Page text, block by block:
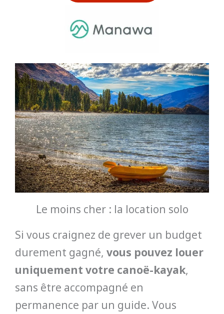
Le moins cher : la location solo
Si vous craignez de grever un budget
durement gagné, vous pouvez louer
uniquement votre canoë-kayak,
sans être accompagné en
permanence par un guide. Vous